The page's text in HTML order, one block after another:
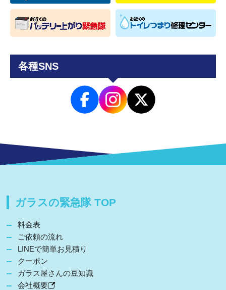
各種SNS
ガラスの緊急隊 TOP
料金表
ご依頼の流れ
LINEで簡単お見積り
クーポン
ガラス屋さんの豆知識
会社概要